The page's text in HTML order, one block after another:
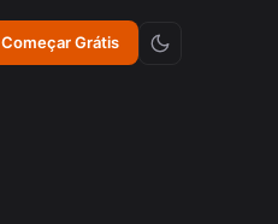
Começar Grátis